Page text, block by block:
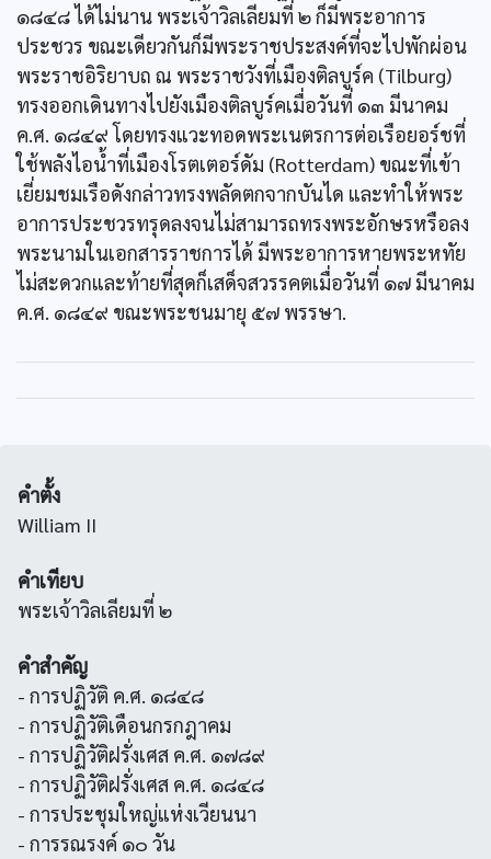
๑๘๔๘ ได้ไม่นาน พระเจ้าวิลเลียมที่ ๒ ก็มีพระอาการ
ประชวร ขณะเดียวกันก็มีพระราชประสงค์ที่จะไปพักผ่อน
พระราชอิริยาบถ ณ พระราชวังที่เมืองติลบูร์ค (Tilburg)
ทรงออกเดินทางไปยังเมืองติลบูร์คเมื่อวันที่ ๑๓ มีนาคม
ค.ศ. ๑๘๔๙ โดยทรงแวะทอดพระเนตรการต่อเรือยอร์ชที่
ใช้พลังไอน้ำที่เมืองโรตเตอร์ดัม (Rotterdam) ขณะที่เข้า
เยี่ยมชมเรือดังกล่าวทรงพลัดตกจากบันได และทำให้พระ
อาการประชวรทรุดลงจนไม่สามารถทรงพระอักษรหรือลง
พระนามในเอกสารราชการได้ มีพระอาการหายพระหทัย
ไม่สะดวกและท้ายที่สุดก็เสด็จสวรรคตเมื่อวันที่ ๑๗ มีนาคม
ค.ศ. ๑๘๔๙ ขณะพระชนมายุ ๕๗ พรรษา.
คำตั้ง
William II
คำเทียบ
พระเจ้าวิลเลียมที่ ๒
คำสำคัญ
- การปฏิวัติ ค.ศ. ๑๘๔๘
- การปฏิวัติเดือนกรกฎาคม
- การปฏิวัติฝรั่งเศส ค.ศ. ๑๗๘๙
- การปฏิวัติฝรั่งเศส ค.ศ. ๑๘๔๘
- การประชุมใหญ่แห่งเวียนนา
- การรณรงค์ ๑๐ วัน